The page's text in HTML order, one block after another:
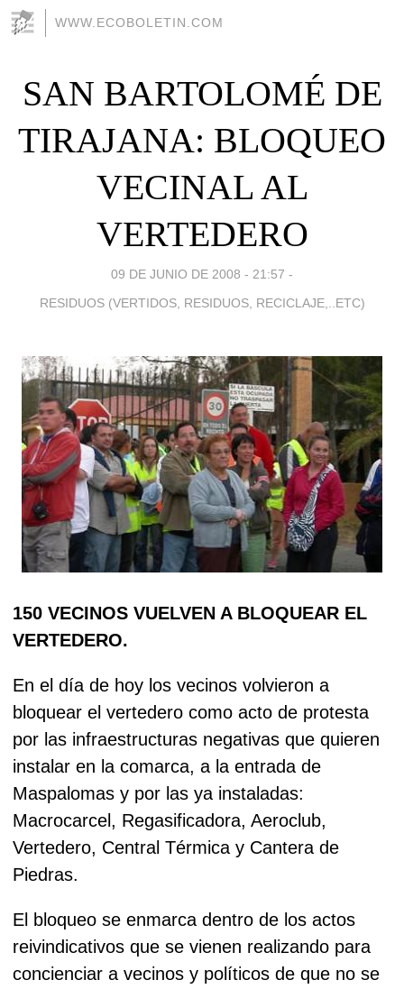
WWW.ECOBOLETIN.COM
SAN BARTOLOMÉ DE
TIRAJANA: BLOQUEO
VECINAL AL
VERTEDERO
09 DE JUNIO DE 2008 - 21:57 -
RESIDUOS (VERTIDOS, RESIDUOS, RECICLAJE,..ETC)
150 VECINOS VUELVEN A BLOQUEAR EL
VERTEDERO.
En el día de hoy los vecinos volvieron a
bloquear el vertedero como acto de protesta
por las infraestructuras negativas que quieren
instalar en la comarca, a la entrada de
Maspalomas y por las ya instaladas:
Macrocarcel, Regasificadora, Aeroclub,
Vertedero, Central Térmica y Cantera de
Piedras.
El bloqueo se enmarca dentro de los actos
reivindicativos que se vienen realizando para
concienciar a vecinos y políticos de que no se